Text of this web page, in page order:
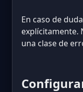
En caso de
explícitamente.
una clase de